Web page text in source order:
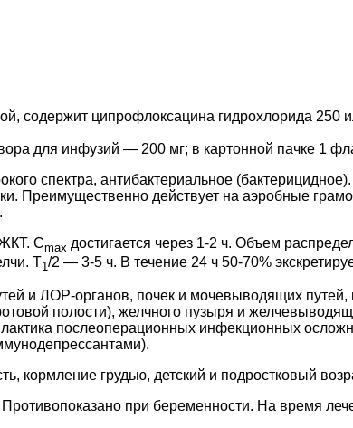
содержит ципрофлоксацина гидрохлорида 250
для инфузий — 200 мг; в картонной пачке 1
спектра, антибактериальное
Преимущественно действует на аэробные
Cmax достигается через 1-2 ч. Объем
Т1/2 — 3-5 ч. В течение 24 ч 50-70%
и ЛОР-органов, почек и мочевыводящих путей,
полости), желчного пузыря и
послеоперационных инфекционных
кормление грудью, детский и подростковый
Противопоказано при беременности. На время